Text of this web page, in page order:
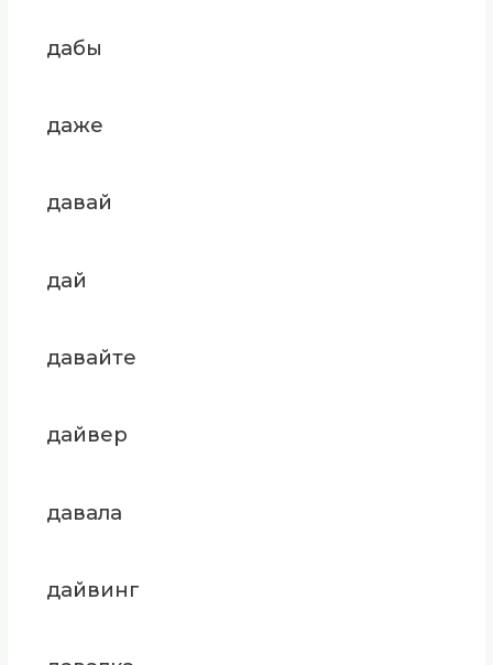
дабы
даже
давай
дай
давайте
дайвер
давала
дайвинг